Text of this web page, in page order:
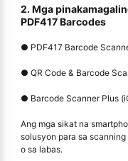
2. Mga
PDF417 Barcodes
● PDF417 Barcode
● QR Code & Barcode
● Barcode Scanner Plus
Ang mga sikat na
solusyon para sa
o sa labas.